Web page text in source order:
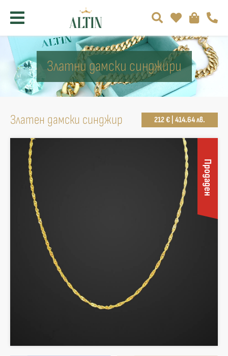
Златни дамски синджири
Златен дамски синджир 212 € | 414.64 лв.
Продаден